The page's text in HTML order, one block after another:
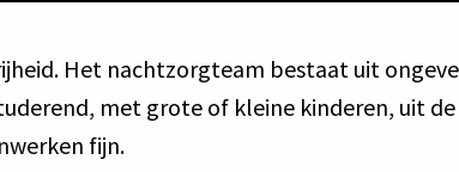
Het nachtzorgteam bestaat uit
met grote of kleine kinderen, uit
fijn.